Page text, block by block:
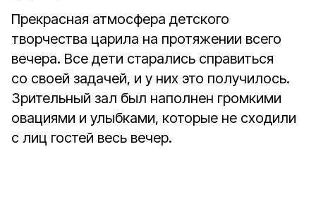
Прекрасная атмосфера детского
творчества царила на протяжении всего
вечера. Все дети старались справиться
со своей задачей, и у них это получилось.
Зрительный зал был наполнен громкими
овациями и улыбками, которые не сходили
с лиц гостей весь вечер.